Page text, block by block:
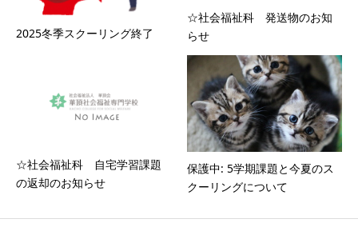
2025冬季スクーリング終了
☆社会福祉科 発送物のお知
らせ
☆社会福祉科 自宅学習課題
の返却のお知らせ
保護中: 5学期課題と今夏のス
クーリングについて